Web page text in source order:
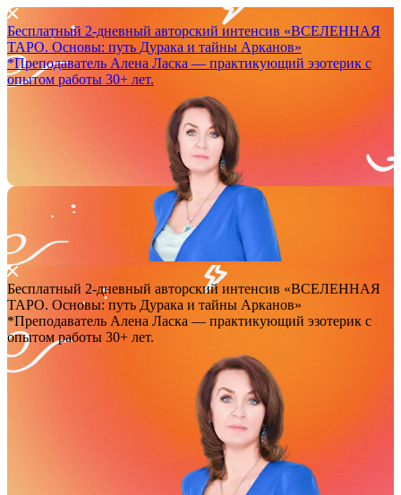
Бесплатный 2-дневный авторский интенсив «ВСЕЛЕННАЯ
ТАРО. Основы: путь Дурака и тайны Арканов»
*Преподаватель Аленa Ласка — практикующий эзотерик с
опытом работы 30+ лет.
Бесплатный 2-дневный авторский интенсив «ВСЕЛЕННАЯ
ТАРО. Основы: путь Дурака и тайны Арканов»
*Преподаватель Аленa Ласка — практикующий эзотерик с
опытом работы 30+ лет.